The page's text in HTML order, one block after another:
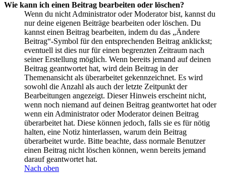
Wie kann ich einen Beitrag bearbeiten oder löschen?
Wenn du nicht Administrator oder Moderator bist, kannst du
nur deine eigenen Beiträge bearbeiten oder löschen. Du
kannst einen Beitrag bearbeiten, indem du das „Ändere
Beitrag“-Symbol für den entsprechenden Beitrag anklickst;
eventuell ist dies nur für einen begrenzten Zeitraum nach
seiner Erstellung möglich. Wenn bereits jemand auf deinen
Beitrag geantwortet hat, wird dein Beitrag in der
Themenansicht als überarbeitet gekennzeichnet. Es wird
sowohl die Anzahl als auch der letzte Zeitpunkt der
Bearbeitungen angezeigt. Dieser Hinweis erscheint nicht,
wenn noch niemand auf deinen Beitrag geantwortet hat oder
wenn ein Administrator oder Moderator deinen Beitrag
überarbeitet hat. Diese können jedoch, falls sie es für nötig
halten, eine Notiz hinterlassen, warum dein Beitrag
überarbeitet wurde. Bitte beachte, dass normale Benutzer
einen Beitrag nicht löschen können, wenn bereits jemand
darauf geantwortet hat.
Nach oben